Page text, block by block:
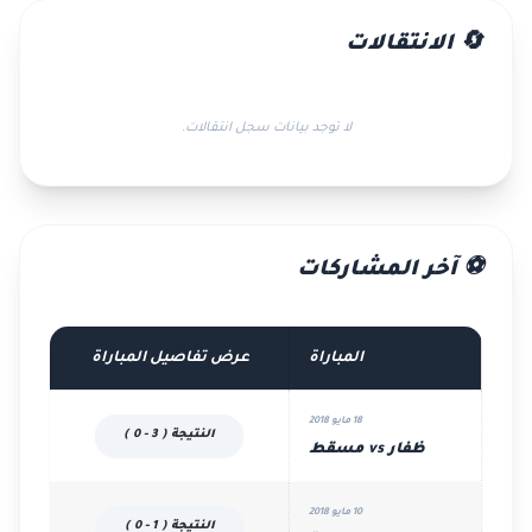
🔄 الانتقالات
لا توجد بيانات سجل انتقالات.
⚽ آخر المشاركات
المباراة عرض تفاصيل المباراة
18 مايو 2018
ظفار vs مسقط
النتيجة ( 3 - 0 )
10 مايو 2018
النتيجة ( 1 - 0 )